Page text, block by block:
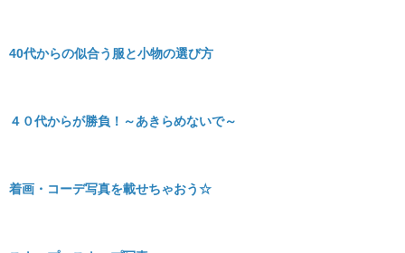
40代からの似合う服と小物の選び方
４０代からが勝負！～あきらめないで～
着画・コーデ写真を載せちゃおう☆